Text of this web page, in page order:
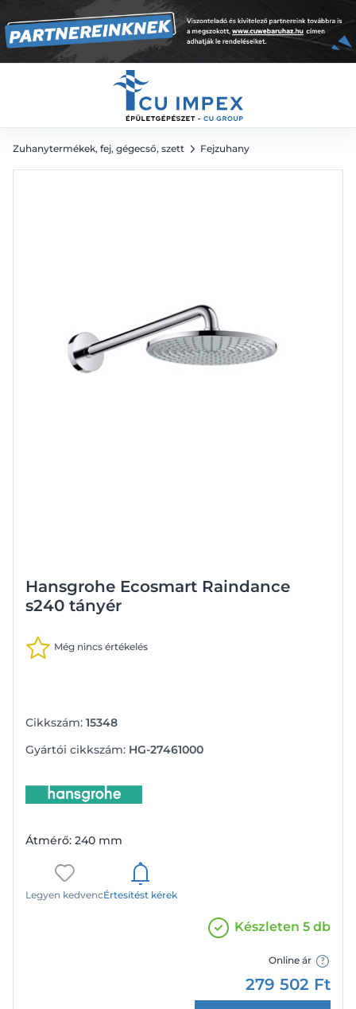
Zuhanytermékek, fej, gégecső, szett Fejzuhany
Hansgrohe Ecosmart Raindance
s240 tányér
Még nincs értékelés
Cikkszám: 15348
Gyártói cikkszám: HG-27461000
Átmérő: 240 mm
Legyen kedvencÉrtesítést kérek
Készleten 5 db
Online ár
279 502 Ft
279 502 Ft